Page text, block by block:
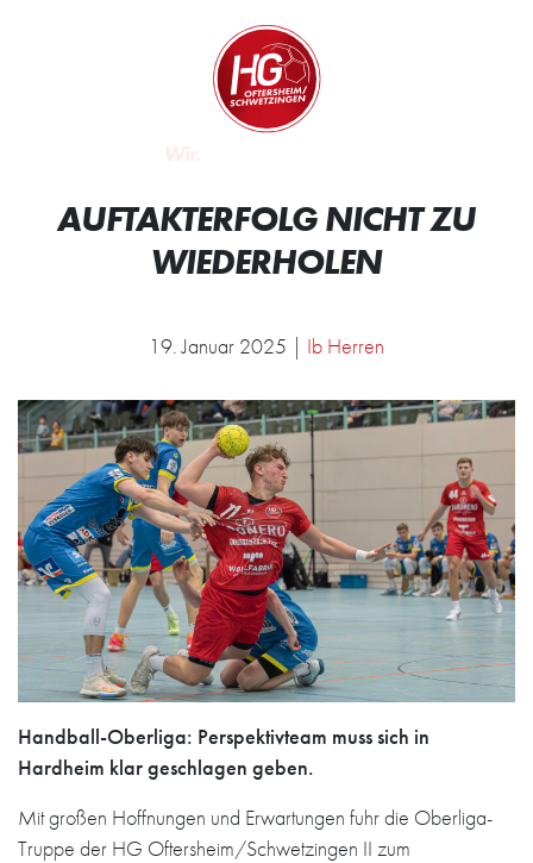
Zur Startseite
AUFTAKTERFOLG NICHT ZU
WIEDERHOLEN
19. Januar 2025 | Ib Herren
Handball-Oberliga: Perspektivteam muss sich in
Hardheim klar geschlagen geben.
Mit großen Hoffnungen und Erwartungen fuhr die Oberliga-
Truppe der HG Oftersheim/Schwetzingen II zum